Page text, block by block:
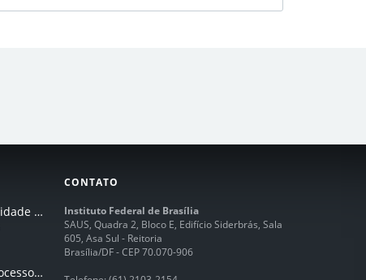
I Seminário de Integridade do IFB
Humanização dos processos de trabalhos em tempos de IA
CONTATO
Instituto Federal de Brasília
SAUS, Quadra 2, Bloco E, Edifício Siderbrás, Sala
605, Asa Sul - Reitoria
Brasília/DF - CEP 70.070-906